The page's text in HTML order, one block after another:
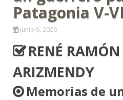
Patagonia V-
junio 6, 2026
RENÉ
ARIZMENDY
Memorias de